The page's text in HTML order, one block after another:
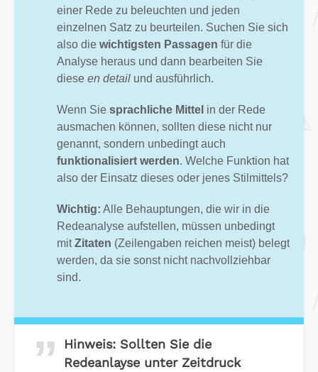
einer Rede zu beleuchten und jeden
einzelnen Satz zu beurteilen. Suchen Sie sich
also die wichtigsten Passagen für die
Analyse heraus und dann bearbeiten Sie
diese en detail und ausführlich.
Wenn Sie sprachliche Mittel in der Rede
ausmachen können, sollten diese nicht nur
genannt, sondern unbedingt auch
funktionalisiert werden. Welche Funktion hat
also der Einsatz dieses oder jenes Stilmittels?
Wichtig: Alle Behauptungen, die wir in die
Redeanalyse aufstellen, müssen unbedingt
mitZitaten (Zeilengaben reichen meist) belegt
werden, da sie sonst nicht nachvollziehbar
sind.
Hinweis: Sollten Sie die
Redeanlayse unter Zeitdruck